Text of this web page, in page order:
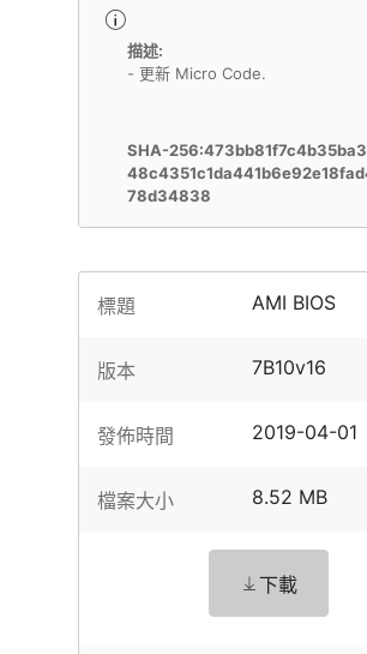
描述:
- 更新 Micro Code.
SHA-
78d34838
標題 AMI BIOS
版本 7B10v16
發佈時間 2019-04-01
檔案大小 8.52 MB
下載